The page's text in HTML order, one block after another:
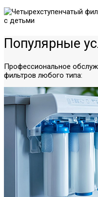
Популярные
Профессиональное
фильтров любого типа: